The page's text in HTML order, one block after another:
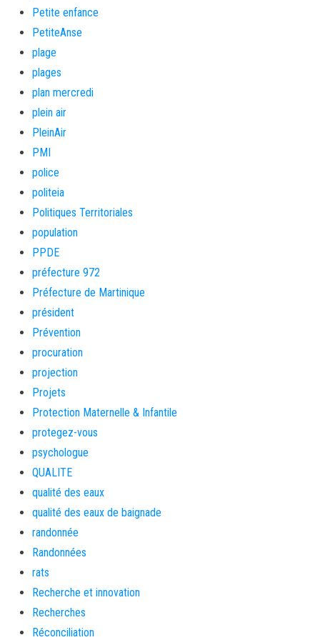
Petite enfance
PetiteAnse
plage
plages
plan mercredi
plein air
PleinAir
PMI
police
politeia
Politiques Territoriales
population
PPDE
préfecture 972
Préfecture de Martinique
président
Prévention
procuration
projection
Projets
Protection Maternelle & Infantile
protegez-vous
psychologue
QUALITE
qualité des eaux
qualité des eaux de baignade
randonnée
Randonnées
rats
Recherche et innovation
Recherches
Réconciliation